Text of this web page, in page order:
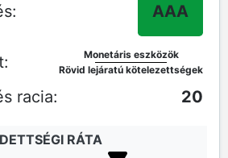
AAA
Monetáris eszközök
Rövid lejáratú kötelezettségek
20
RÁTA